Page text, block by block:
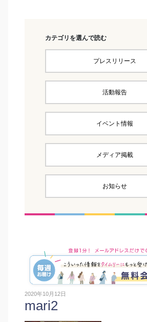
カテゴリを選んで読む
プレスリリース
活動報告
イベント情報
メディア掲載
お知らせ
2020年10月12日
mari2